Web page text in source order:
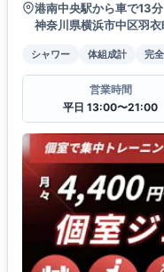
港南中央駅から車で13分
神奈川県横浜市中区羽
シャワー 体組成計 完
営業時間
平日 13:00〜21:00